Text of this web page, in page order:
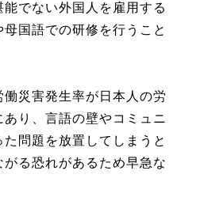
でない外国人を雇用する
国語での研修を行うこと
災害発生率が日本人の労
り、言語の壁やコミュニ
問題を放置してしまうと
る恐れがあるため早急な